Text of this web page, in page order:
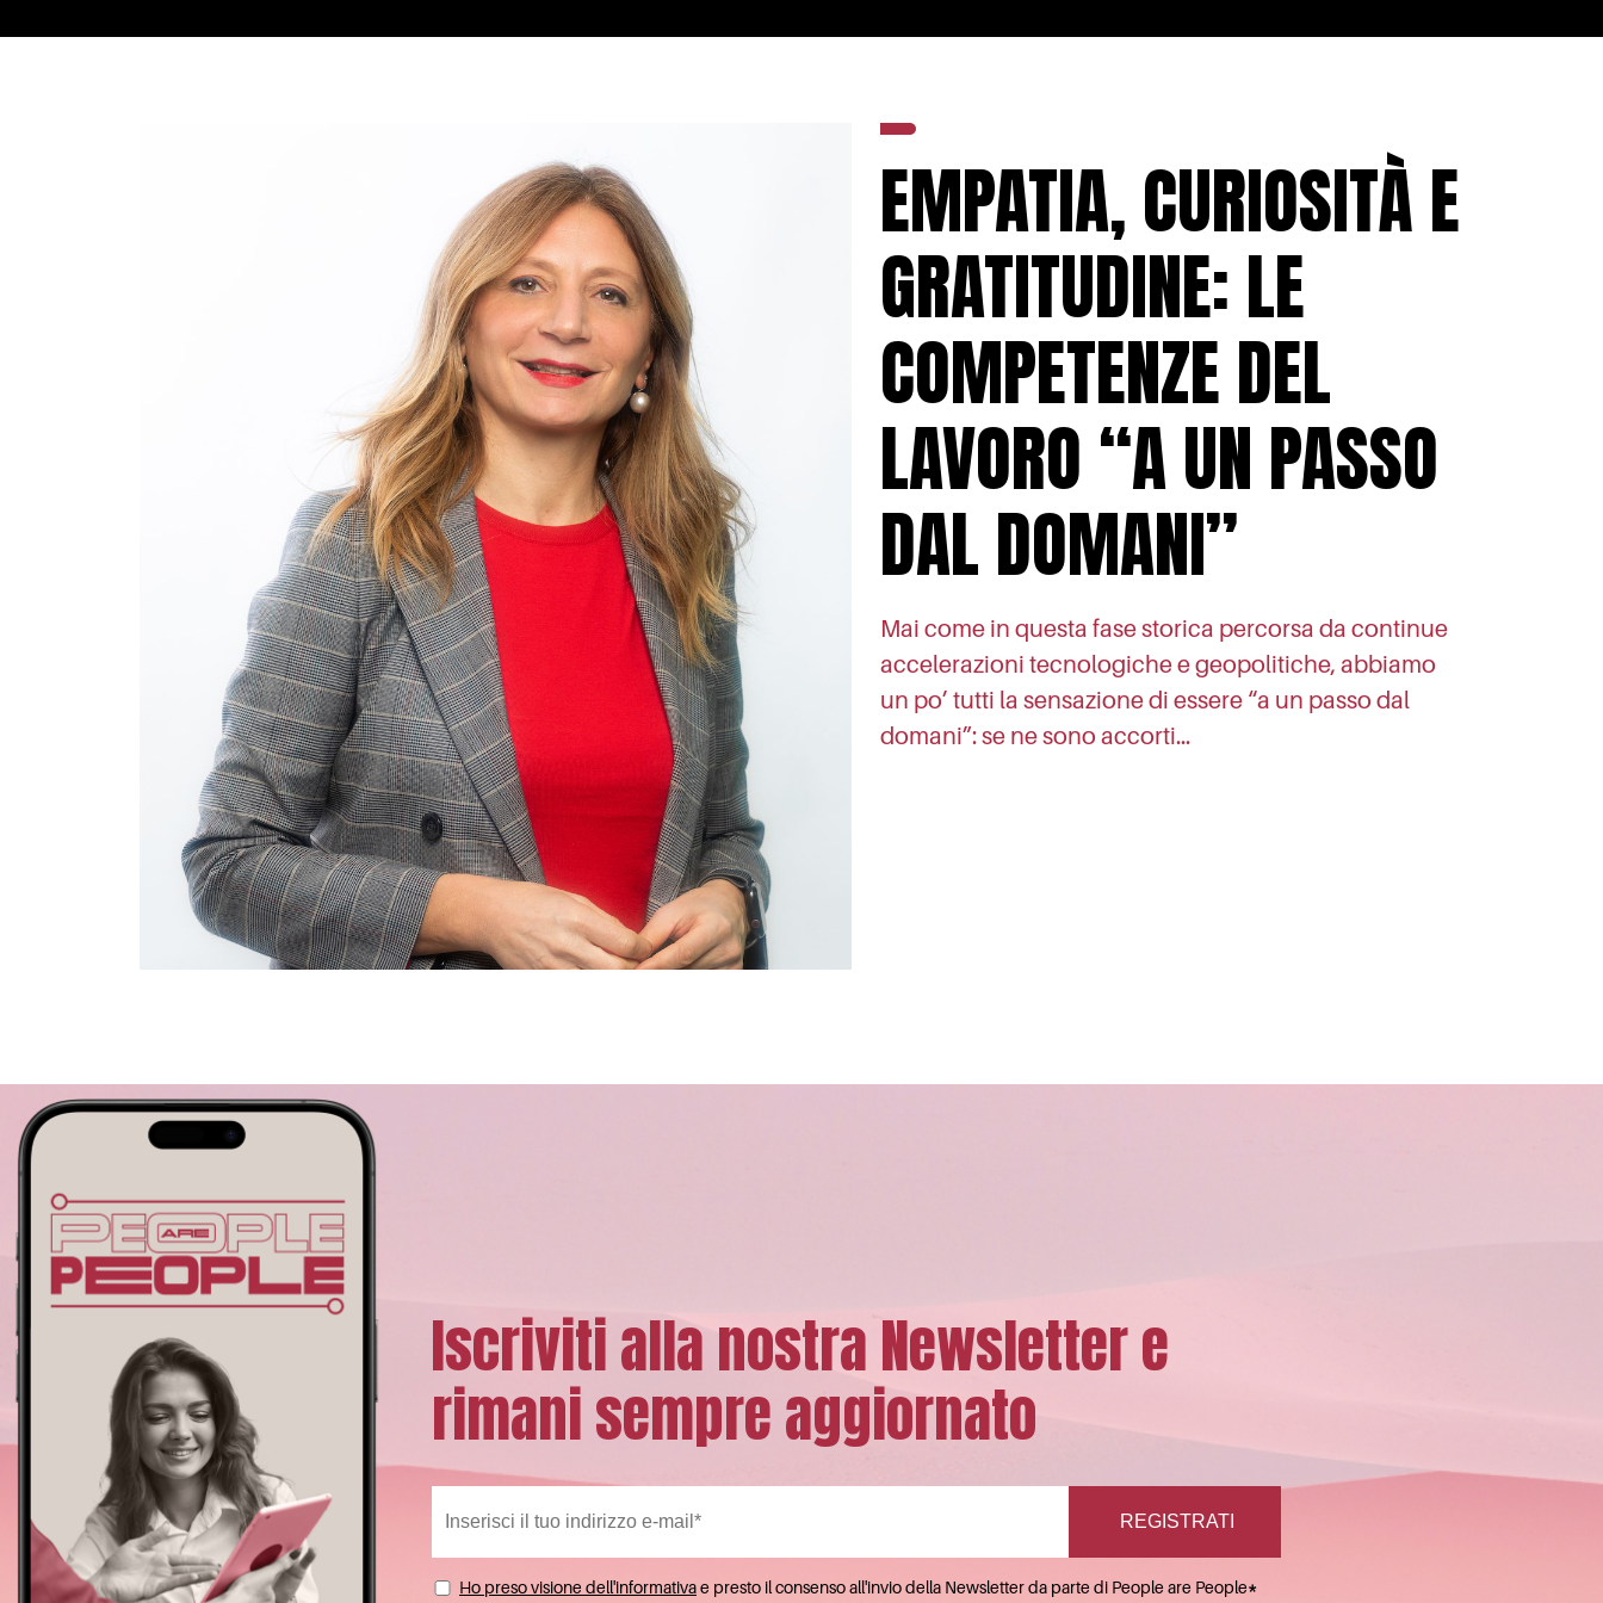
EMPATIA, CURIOSITÀ E
GRATITUDINE: LE
COMPETENZE DEL
LAVORO “A UN PASSO
DAL DOMANI”
Mai come in questa fase storica percorsa da continue
accelerazioni tecnologiche e geopolitiche, abbiamo
un po’ tutti la sensazione di essere “a un passo dal
domani”: se ne sono accorti…
Iscriviti alla nostra Newsletter e
rimani sempre aggiornato
Ho preso visione dell'informativae presto il consenso all'invio della Newsletter da parte di People are People*